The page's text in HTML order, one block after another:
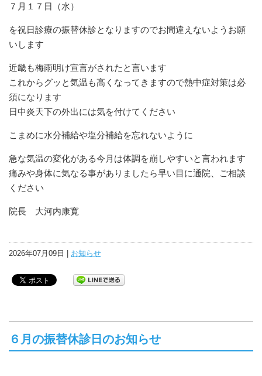
７月１７日（水）
を祝日診療の振替休診となりますのでお間違えないようお願
いします
近畿も梅雨明け宣言がされたと言います
これからグッと気温も高くなってきますので熱中症対策は必
須になります
日中炎天下の外出には気を付けてください
こまめに水分補給や塩分補給を忘れないように
急な気温の変化がある今月は体調を崩しやすいと言われます
痛みや身体に気なる事がありましたら早い目に通院、ご相談
ください
院長 大河内康寛
2026年07月09日 | お知らせ
６月の振替休診日のお知らせ